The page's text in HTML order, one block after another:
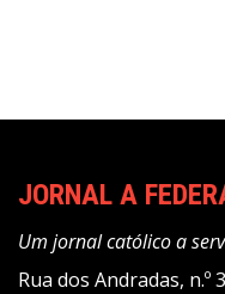
JORNAL A
Um jornal católico a
Rua dos Andradas, n.º